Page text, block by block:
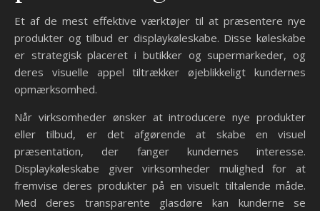
Et af de mest effektive værktøjer til at præsentere nye
produkter og tilbud er displaykøleskabe. Disse køleskabe
er strategisk placeret i butikker og supermarkeder, og
deres visuelle appel tiltrækker øjeblikkeligt kundernes
opmærksomhed.
Når virksomheder ønsker at introducere nye produkter
eller tilbud, er det afgørende at skabe en visuel
præsentation, der fanger kundernes interesse.
Displaykøleskabe giver virksomheder mulighed for at
fremvise deres produkter på en visuelt tiltalende måde.
Med deres transparente glasdøre kan kunderne se